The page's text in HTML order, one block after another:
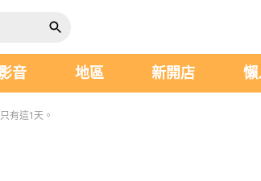
音 地區 新開店 懶
有這1天。